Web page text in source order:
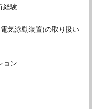
経験
気泳動装置)の取り扱い
ョン